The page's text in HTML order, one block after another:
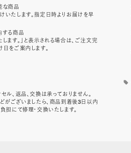
な商品
たします。指定日時よりお届けを早
する商品
ます。」と表示される場合は、ご注文完
をご案内します。
ル、返品、交換は承っておりません。
がございましたら、商品到着後3日以内
担にて修理・交換いたします。